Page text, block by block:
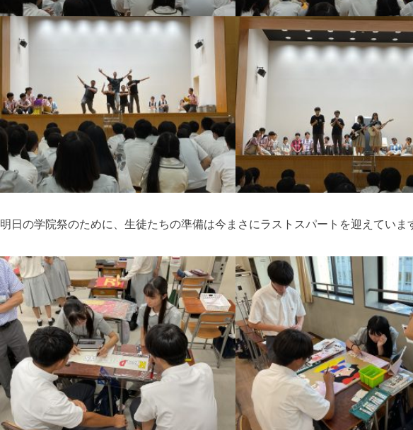
明日の学院祭のために、生徒たちの準備は今まさにラストスパートを迎えていま